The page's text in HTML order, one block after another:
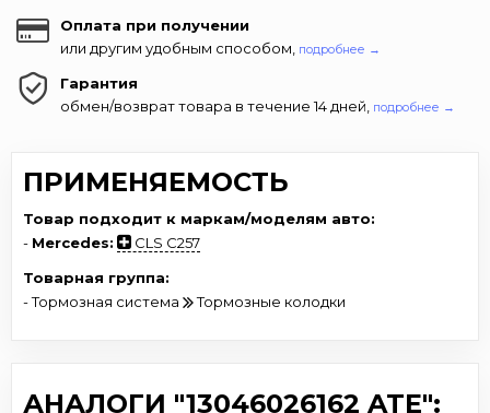
Оплата при получении
или другим удобным способом, подробнее →
Гарантия
обмен/возврат товара в течение 14 дней, подробнее →
ПРИМЕНЯЕМОСТЬ
Товар подходит к маркам/моделям авто:
- Mercedes:
CLS C257
Товарная группа:
- Тормозная система
Тормозные колодки
АНАЛОГИ "13046026162 ATE":